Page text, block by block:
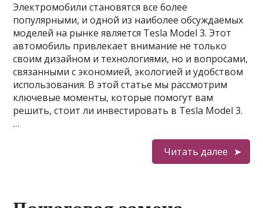
Электромобили становятся все более
популярными, и одной из наиболее обсуждаемых
моделей на рынке является Tesla Model 3. Этот
автомобиль привлекает внимание не только
своим дизайном и технологиями, но и вопросами,
связанными с экономией, экологией и удобством
использования. В этой статье мы рассмотрим
ключевые моменты, которые помогут вам
решить, стоит ли инвестировать в Tesla Model 3.
…
Читать далее